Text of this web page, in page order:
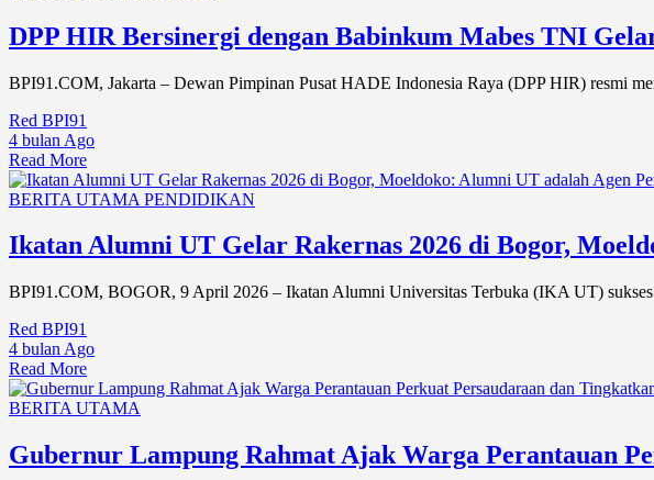
DPP HIR Bersinergi dengan Babinkum Mabes TNI
BPI91.COM, Jakarta – Dewan Pimpinan Pusat HADE Indonesia Raya (DPP HIR) resmi
Red BPI91
4 bulan Ago
Read More
BERITA UTAMA PENDIDIKAN
Ikatan Alumni UT Gelar Rakernas 2026 di Bogor,
BPI91.COM, BOGOR, 9 April 2026 – Ikatan Alumni Universitas Terbuka (IKA UT)
Red BPI91
4 bulan Ago
Read More
BERITA UTAMA
Gubernur Lampung Rahmat Ajak Warga Perantauan